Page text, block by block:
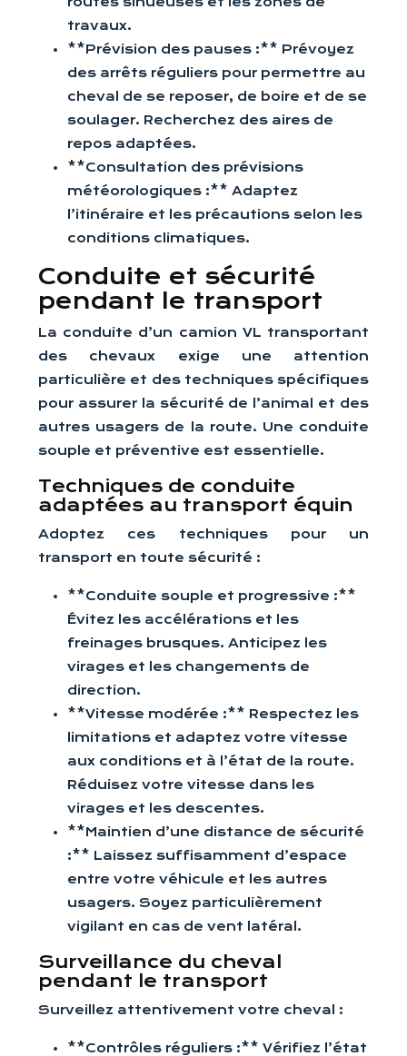
travaux.
**Prévision des pauses :** Prévoyez
des arrêts réguliers pour permettre au
cheval de se reposer, de boire et de se
soulager. Recherchez des aires de
repos adaptées.
**Consultation des prévisions
météorologiques :** Adaptez
l’itinéraire et les précautions selon les
conditions climatiques.
Conduite et sécurité
pendant le transport
La conduite d’un camion VL transportant
des chevaux exige une attention
particulière et des techniques spécifiques
pour assurer la sécurité de l’animal et des
autres usagers de la route. Une conduite
souple et préventive est essentielle.
Techniques de conduite
adaptées au transport équin
Adoptez ces techniques pour un
transport en toute sécurité :
**Conduite souple et progressive :**
Évitez les accélérations et les
freinages brusques. Anticipez les
virages et les changements de
direction.
**Vitesse modérée :** Respectez les
limitations et adaptez votre vitesse
aux conditions et à l’état de la route.
Réduisez votre vitesse dans les
virages et les descentes.
**Maintien d’une distance de sécurité
:** Laissez suffisamment d’espace
entre votre véhicule et les autres
usagers. Soyez particulièrement
vigilant en cas de vent latéral.
Surveillance du cheval
pendant le transport
Surveillez attentivement votre cheval :
**Contrôles réguliers :** Vérifiez l’état